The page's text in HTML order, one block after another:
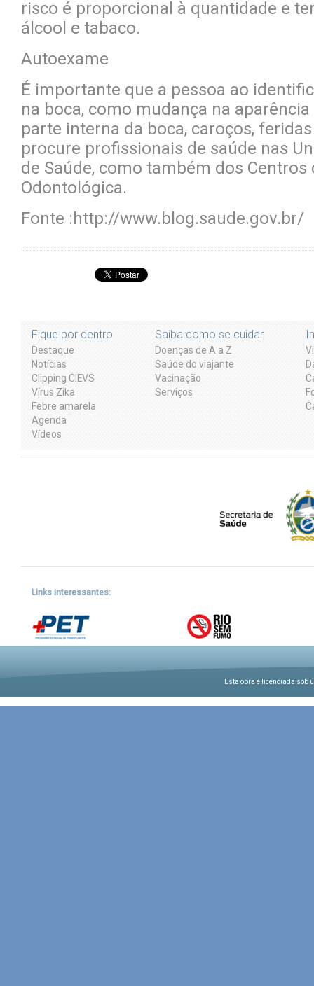
risco é proporcional à quantidade e
álcool e tabaco.
Autoexame
É importante que a pessoa ao
na boca, como mudança na
parte interna da boca, caroços,
procure profissionais de saúde nas
de Saúde, como também dos Centros
Odontológica.
Fonte :http://www.blog.saude.gov.br/
Fique por dentro
Destaque
Notícias
Clipping CIEVS
Vírus Zika
Febre amarela
Agenda
Vídeos
Saiba como se cuidar
Doenças de A a Z
Saúde do viajante
Vacinação
Serviços
Links interessantes:
Esta obra é licenciada sob